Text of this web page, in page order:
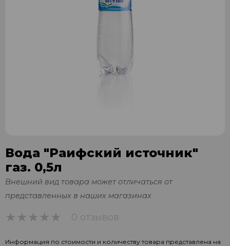
Вода "Раифский источник"
газ. 0,5л
Внешний вид товара может отличаться от
представленных в наших магазинах
0 отзывов
Информация по стоимости и количеству товара представлена на